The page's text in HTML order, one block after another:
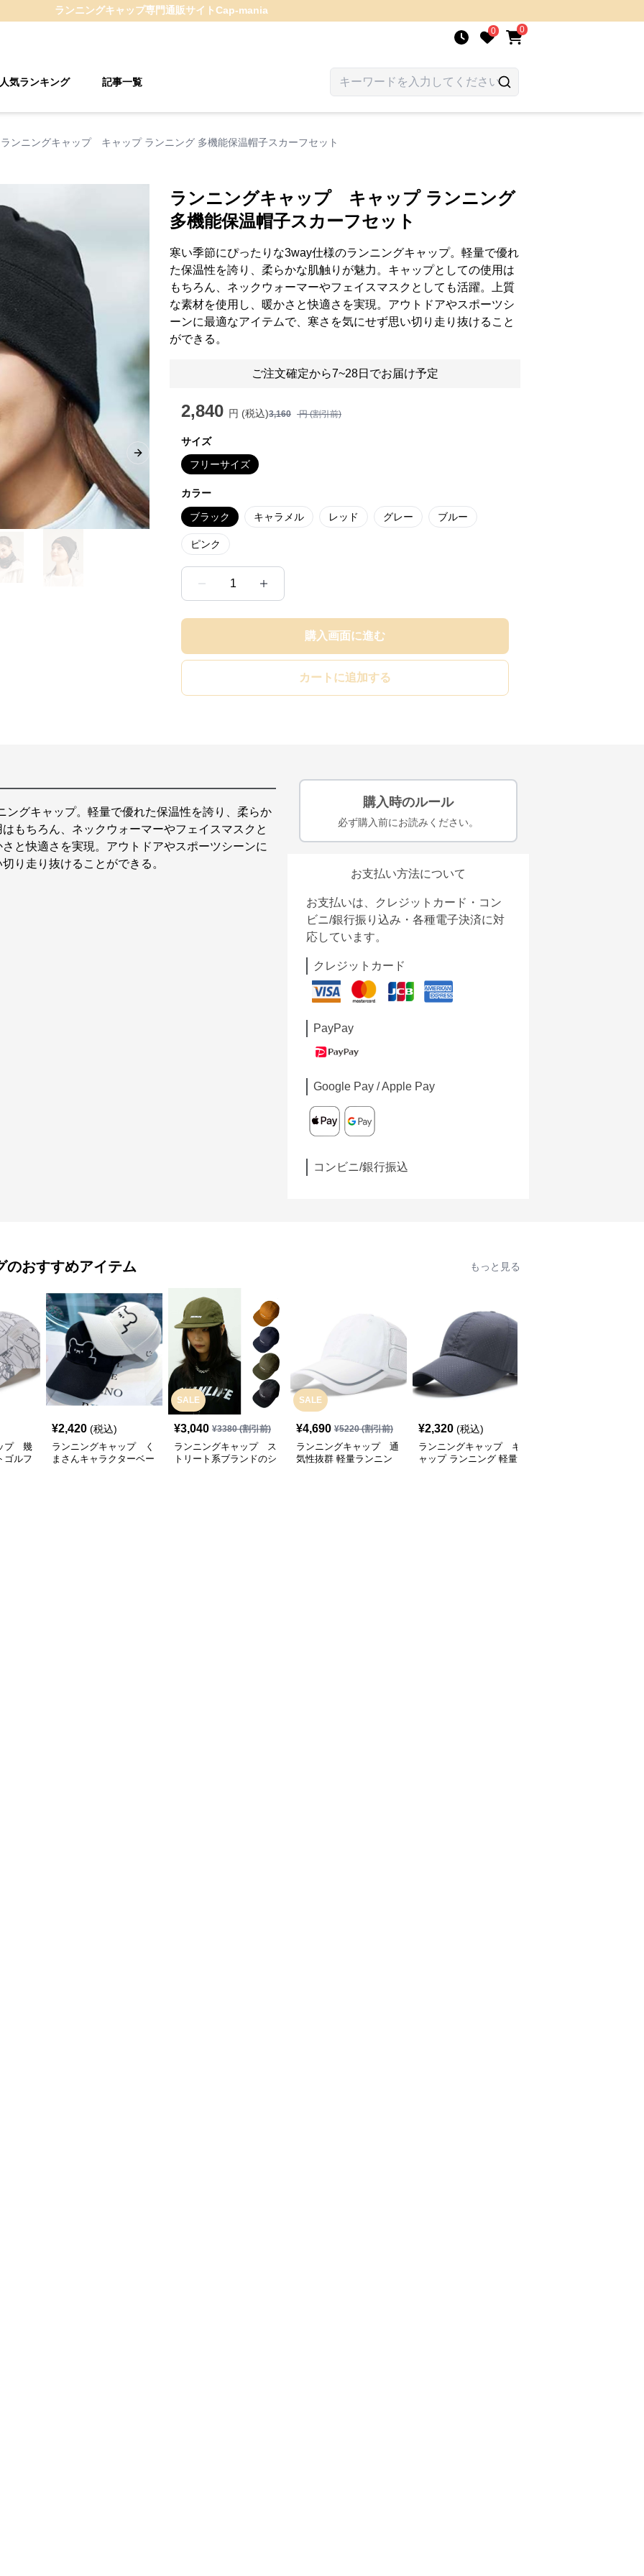
ランニングキャップ専門通販サイトCap-mania
0 0
人気ランキング 記事一覧
ランニングキャップ キャップ ランニング 多機能保温帽子スカーフセット
Next slide
ランニングキャップ キャップ ランニング
多機能保温帽子スカーフセット
寒い季節にぴったりな3way仕様のランニングキャップ。軽量で優れ
た保温性を誇り、柔らかな肌触りが魅力。キャップとしての使用は
もちろん、ネックウォーマーやフェイスマスクとしても活躍。上質
な素材を使用し、暖かさと快適さを実現。アウトドアやスポーツシ
ーンに最適なアイテムで、寒さを気にせず思い切り走り抜けること
ができる。
ご注文確定から7~28日でお届け予定
2,840 円 (税込)3,160 円 (割引前)
サイズ
フリーサイズ
カラー
ブラック キャラメル レッド グレー ブルー
ピンク
1
購入画面に進む
カートに追加する
ングキャップ。軽量で優れた保温性を誇り、柔らか
もちろん、ネックウォーマーやフェイスマスクと
と快適さを実現。アウトドアやスポーツシーンに
り走り抜けることができる。
購入時のルール
必ず購入前にお読みください。
お支払い方法について
お支払いは、クレジットカード・コン
ビニ/銀行振り込み・各種電子決済に対
応しています。
クレジットカード
PayPay
Google Pay / Apple Pay
コンビニ/銀行振込
のおすすめアイテム もっと見る
プ 幾
ゴルフ
¥2,420 (税込)
ランニングキャップ く
まさんキャラクターベー
SALE
¥3,040 ¥3380(割引前)
ランニングキャップ ス
トリート系ブランドのシ
SALE
¥4,690 ¥5220(割引前)
ランニングキャップ 通
気性抜群 軽量ランニン
¥2,320 (税込)
ランニングキャップ キ
ャップ ランニング 軽量